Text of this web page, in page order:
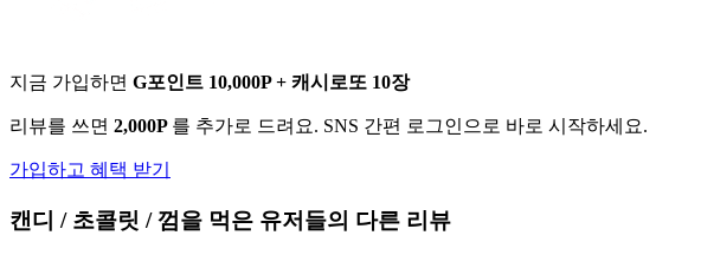
지금 가입하면 G포인트 10,000P + 캐시로또 10장
리뷰를 쓰면 2,000P 를 추가로 드려요. SNS 간편 로그인으로 바로 시작하세요.
가입하고 혜택 받기
캔디 / 초콜릿 / 껌을 먹은 유저들의 다른 리뷰